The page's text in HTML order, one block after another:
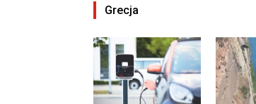
Grecja